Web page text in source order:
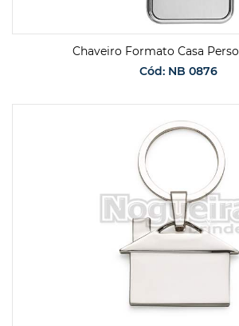
Chaveiro Formato Casa
Cód: NB 0876
SOLICITAR ORÇAMENTO